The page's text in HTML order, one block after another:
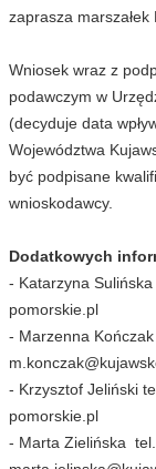
zaprasza marszałek
Wniosek wraz z
podawczym w
(decyduje data
Województwa
być podpisane
wnioskodawcy.
Dodatkowych
- Katarzyna
pomorskie.pl
- Marzenna
- Krzysztof Jeliński
pomorskie.pl
- Marta Zielińska